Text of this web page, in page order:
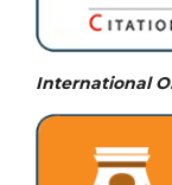
International